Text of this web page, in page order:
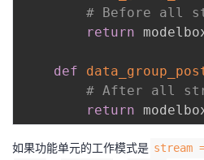
# Before all
return
def
# After all
return
如果功能单元的工作模式是 stream